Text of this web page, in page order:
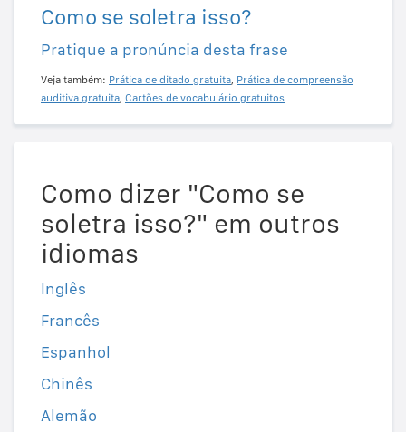
Como se soletra isso?
Pratique a pronúncia desta frase
Veja também: Prática de ditado gratuita, Prática de compreensão
auditiva gratuita, Cartões de vocabulário gratuitos
Como dizer "Como se
soletra isso?" em outros
idiomas
Inglês
Francês
Espanhol
Chinês
Alemão